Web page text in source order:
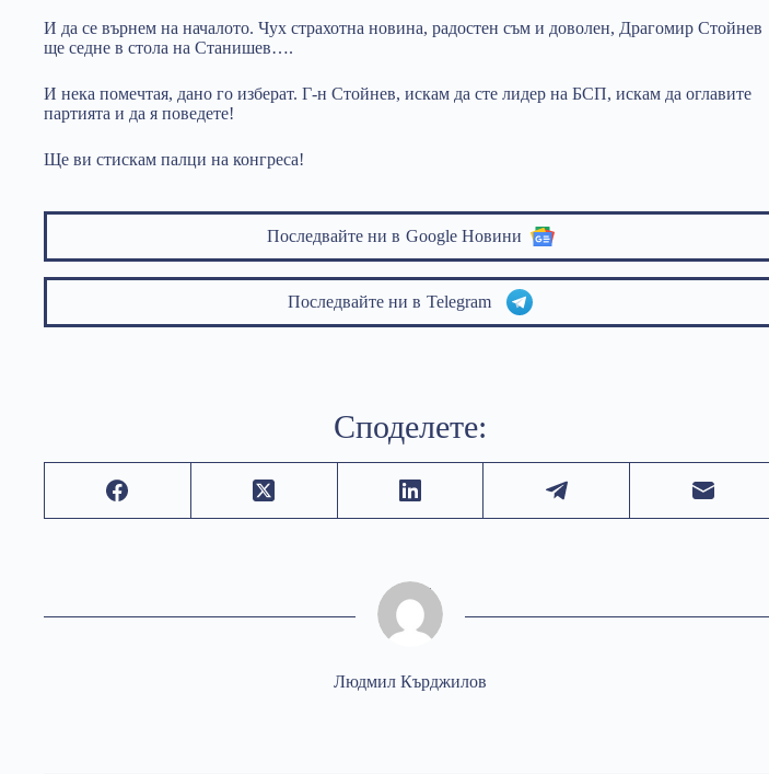
И да се върнем на началото. Чух страхотна новина, радостен съм и доволен, Драгомир Стойнев
ще седне в стола на Станишев….
И нека помечтая, дано го изберат. Г-н Стойнев, искам да сте лидер на БСП, искам да оглавите
партията и да я поведете!
Ще ви стискам палци на конгреса!
Последвайте ни в Google Новини
Последвайте ни в Telegram
Споделете:
Людмил Кърджилов